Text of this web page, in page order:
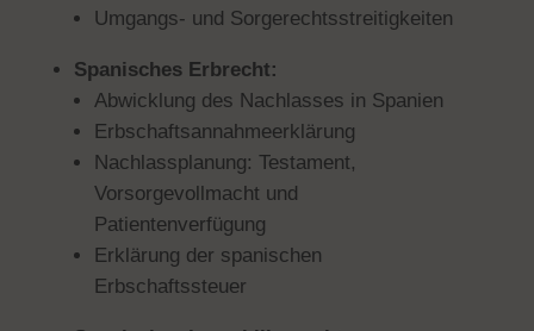
Umgangs- und Sorgerechtsstreitigkeiten
Spanisches Erbrecht:
Abwicklung des Nachlasses in Spanien
Erbschaftsannahmeerklärung
Nachlassplanung: Testament,
Vorsorgevollmacht und
Patientenverfügung
Erklärung der spanischen
Erbschaftssteuer